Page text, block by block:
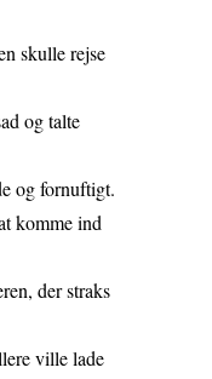
skulle rejse
og talte
og fornuftigt.
komme ind
der straks
ville lade